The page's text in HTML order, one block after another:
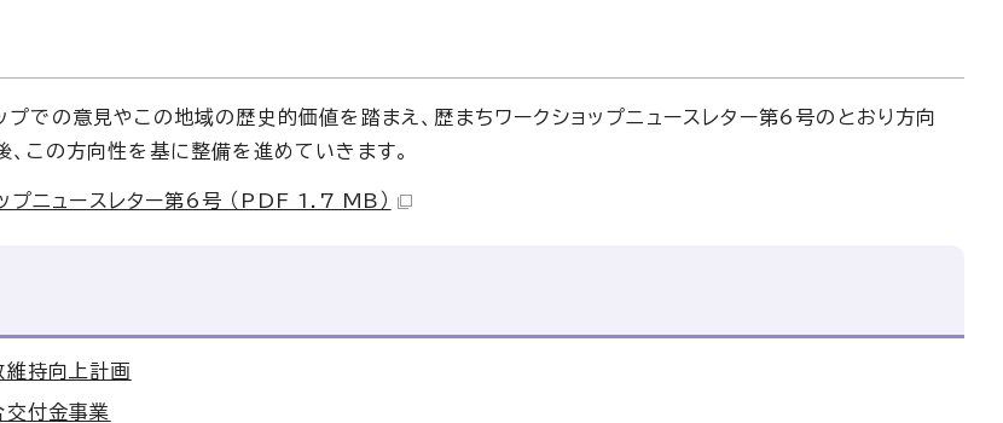
プでの意見やこの地域の歴史的価値を踏まえ、歴まちワークショップニュースレター第6号のとおり方向
、この方向性を基に整備を進めていきます。
プニュースレター第6号 （PDF 1.7 MB）
持向上計画
交付金事業